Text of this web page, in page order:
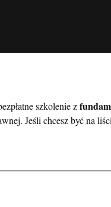
szkolenie z
Jeśli chcesz być na